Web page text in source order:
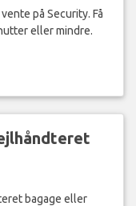
på Security. Få
eller mindre.
bagage eller